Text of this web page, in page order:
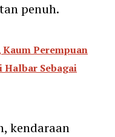
penuh.
Kaum Perempuan
Sebagai
kendaraan